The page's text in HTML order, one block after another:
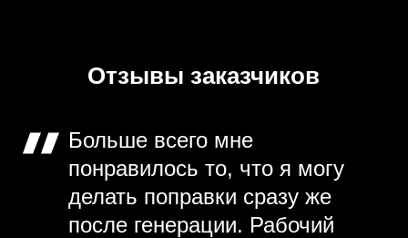
Отзывы заказчиков
Больше всего мне
понравилось то, что я могу
делать поправки сразу же
после генерации. Рабочий